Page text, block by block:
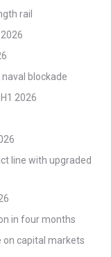
rail
blockade
2026
line with upgraded
in four months
on capital markets